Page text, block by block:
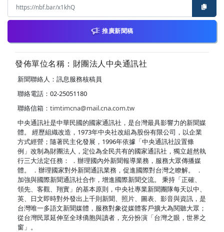
推廣新聞稿
發佈單位名稱：財團法人中央通訊社
新聞聯絡人：訊息服務核稿員
聯絡電話：02-25051180
聯絡信箱： timtimcna@mail.cna.com.tw
中央通訊社是中華民國的國家通訊社，是台灣最具影響力的新聞媒
體。 經歷組織改造，1973年中央社改組為股份有限公司，以企業
方式經營；隨著民主化發展，1996年依據「中央通訊社設置條
例」改制為財團法人，定位為全民共有的國家通訊社，獨立超然執
行三大法定任務： ．辦理國內外新聞報導業務，服務大眾傳播媒
體。 ．辦理國家對外新聞通訊業務，促進國際對台灣之瞭解。 ．
加強與國際新聞通訊社合作，增進國際新聞交流。 秉持「正確、
領先、客觀、翔實」的基本原則，中央社專業新聞團隊每天以中、
英、日文即時對外發出上千則新聞、照片、圖表、影音與資訊，是
台灣唯一多語文新聞媒體，服務對象從媒體客戶擴大為閱聽大眾；
從台灣民眾延伸至全球僑胞與讀者，充分扮演「台灣之眼，世界之
窗」。